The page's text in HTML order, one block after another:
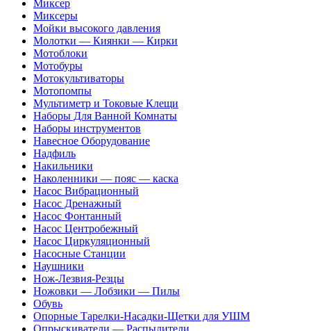
Миксер
Миксеры
Мойки высокого давления
Молотки — Киянки — Кирки
Мотоблоки
Мотобуры
Мотокультиваторы
Мотопомпы
Мультиметр и Токовые Клещи
Наборы Для Ванной Комнаты
Наборы инструментов
Навесное Оборудование
Надфиль
Накильники
Наколенники — пояс — каска
Насос Вибрационный
Насос Дренажный
Насос Фонтанный
Насос Центробежный
Насос Циркуляционный
Насосные Станции
Наушники
Нож-Лезвия-Резцы
Ножовки — Лобзики — Пилы
Обувь
Опорные Тарелки-Насадки-Щетки для УШМ
Опрыскиватели — Распылители